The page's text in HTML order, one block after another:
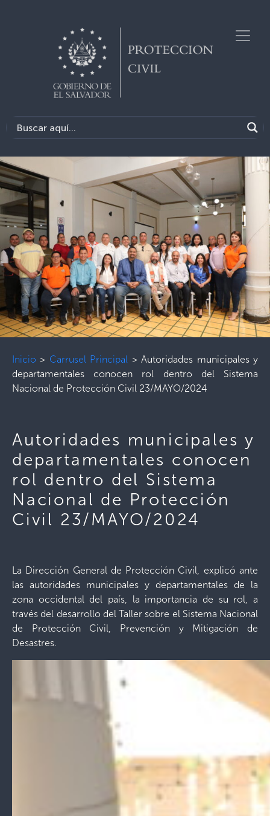
Inicio > Carrusel Principal >Autoridades municipales y
departamentales conocen rol dentro del Sistema
Nacional de Protección Civil 23/MAYO/2024
Autoridades municipales y
departamentales conocen
rol dentro del Sistema
Nacional de Protección
Civil 23/MAYO/2024
La Dirección General de Protección Civil, explicó ante
las autoridades municipales y departamentales de la
zona occidental del país, la importancia de su rol, a
través del desarrollo del Taller sobre el Sistema Nacional
de Protección Civil, Prevención y Mitigación de
Desastres.